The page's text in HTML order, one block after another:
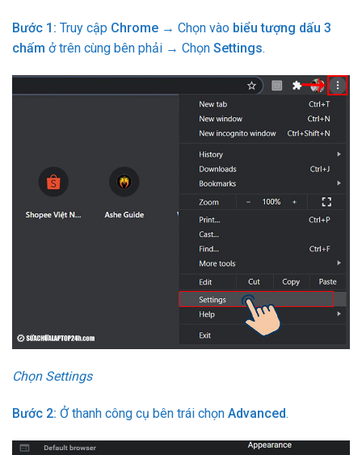
Bước 1: Truy cập Chrome → Chọn vào biểu tượng dấu 3
chấm ở trên cùng bên phải → Chọn Settings.
Chọn Settings
Bước 2: Ở thanh công cụ bên trái chọn Advanced.